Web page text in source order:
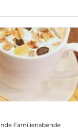
Familienabende